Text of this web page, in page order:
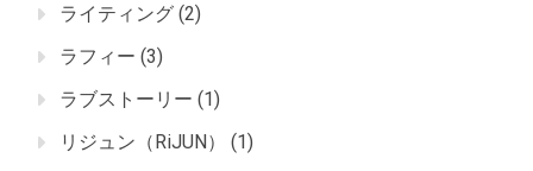
ライティング (2)
ラフィー (3)
ラブストーリー (1)
リジュン（RiJUN）
(1)